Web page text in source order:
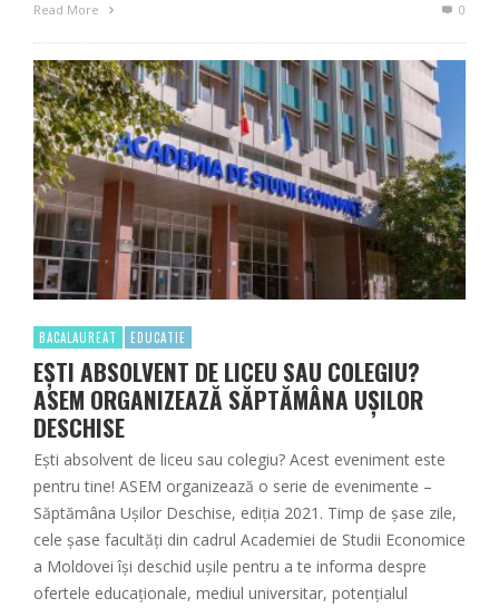
Read More 0
BACALAUREAT EDUCATIE
EŞTI ABSOLVENT DE LICEU SAU COLEGIU?
ASEM ORGANIZEAZĂ SĂPTĂMÂNA UȘILOR
DESCHISE
Eşti absolvent de liceu sau colegiu? Acest eveniment este
pentru tine! ASEM organizează o serie de evenimente –
Săptămâna Ușilor Deschise, ediția 2021. Timp de şase zile,
cele şase facultăţi din cadrul Academiei de Studii Economice
a Moldovei îşi deschid uşile pentru a te informa despre
ofertele educaţionale, mediul universitar, potenţialul